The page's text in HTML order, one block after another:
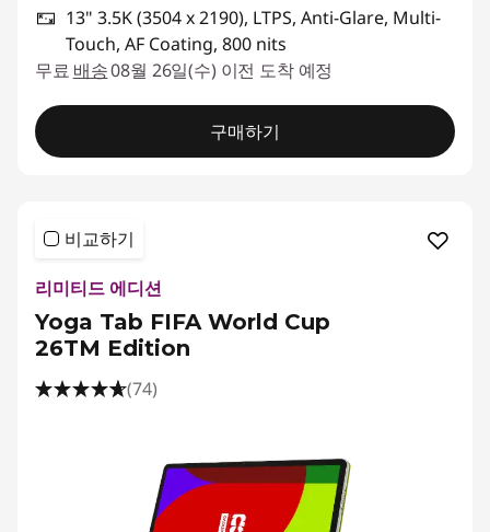
13" 3.5K (3504 x 2190), LTPS, Anti-Glare, Multi-
Touch, AF Coating, 800 nits
무료 배송08월 26일(수) 이전 도착 예정
구매하기
비교하기
리미티드 에디션
Yoga Tab FIFA World Cup
26TM Edition
(74)